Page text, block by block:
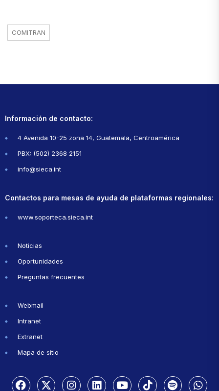
COMITRAN
Información de contacto:
4 Avenida 10-25 zona 14, Guatemala, Centroamérica
PBX: (502) 2368 2151
info@sieca.int
Contactos para mesas de ayuda de plataformas regionales:
www.soporteca.sieca.int
Noticias
Oportunidades
Preguntas frecuentes
Webmail
Intranet
Extranet
Mapa de sitio